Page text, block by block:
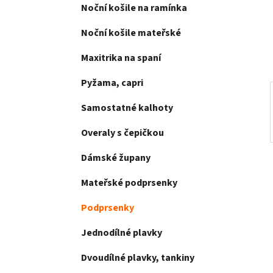
Noční košile na ramínka
Noční košile mateřské
Maxitrika na spaní
Pyžama, capri
Samostatné kalhoty
Overaly s čepičkou
Dámské župany
Mateřské podprsenky
Podprsenky
Jednodílné plavky
Dvoudílné plavky, tankiny